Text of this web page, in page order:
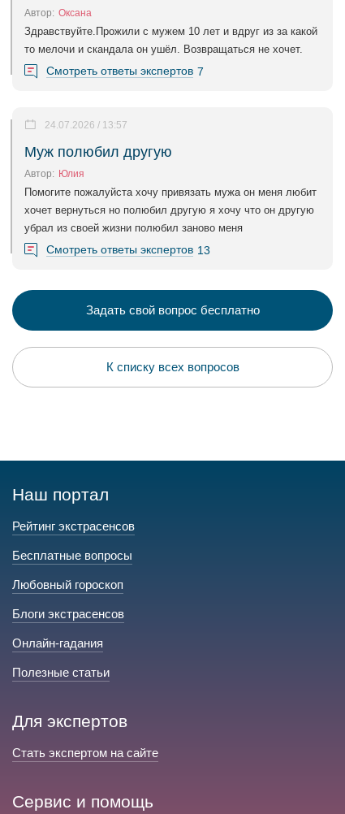
Автор: Оксана
Здравствуйте.Прожили с мужем 10 лет и вдруг из за какой
то мелочи и скандала он ушёл. Возвращаться не хочет.
Смотреть ответы экспертов 7
Муж полюбил другую
24.07.2026 / 13:57
Автор: Юлия
Помогите пожалуйста хочу привязать мужа он меня любит
хочет вернуться но полюбил другую я хочу что он другую
убрал из своей жизни полюбил заново меня
Смотреть ответы экспертов 13
Задать свой вопрос бесплатно
К списку всех вопросов
Наш портал
Рейтинг экстрасенсов
Бесплатные вопросы
Любовный гороскоп
Блоги экстрасенсов
Онлайн-гадания
Полезные статьи
Для экспертов
Стать экспертом на сайте
Сервис и помощь